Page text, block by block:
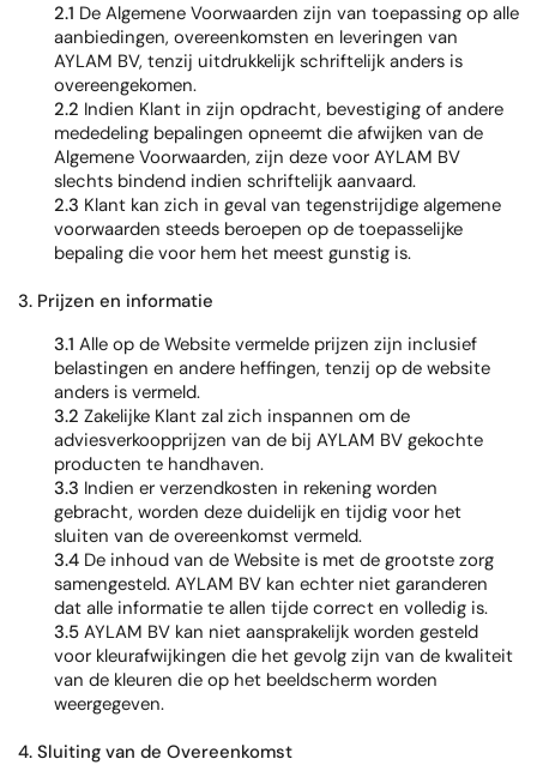
2.1 De Algemene Voorwaarden zijn van toepassing op alle
aanbiedingen, overeenkomsten en leveringen van
AYLAM BV, tenzij uitdrukkelijk schriftelijk anders is
overeengekomen.
2.2 Indien Klant in zijn opdracht, bevestiging of andere
mededeling bepalingen opneemt die afwijken van de
Algemene Voorwaarden, zijn deze voor AYLAM BV
slechts bindend indien schriftelijk aanvaard.
2.3 Klant kan zich in geval van tegenstrijdige algemene
voorwaarden steeds beroepen op de toepasselijke
bepaling die voor hem het meest gunstig is.
3. Prijzen en informatie
3.1 Alle op de Website vermelde prijzen zijn inclusief
belastingen en andere heffingen, tenzij op de website
anders is vermeld.
3.2 Zakelijke Klant zal zich inspannen om de
adviesverkoopprijzen van de bij AYLAM BV gekochte
producten te handhaven.
3.3 Indien er verzendkosten in rekening worden
gebracht, worden deze duidelijk en tijdig voor het
sluiten van de overeenkomst vermeld.
3.4 De inhoud van de Website is met de grootste zorg
samengesteld. AYLAM BV kan echter niet garanderen
dat alle informatie te allen tijde correct en volledig is.
3.5 AYLAM BV kan niet aansprakelijk worden gesteld
voor kleurafwijkingen die het gevolg zijn van de kwaliteit
van de kleuren die op het beeldscherm worden
weergegeven.
4. Sluiting van de Overeenkomst